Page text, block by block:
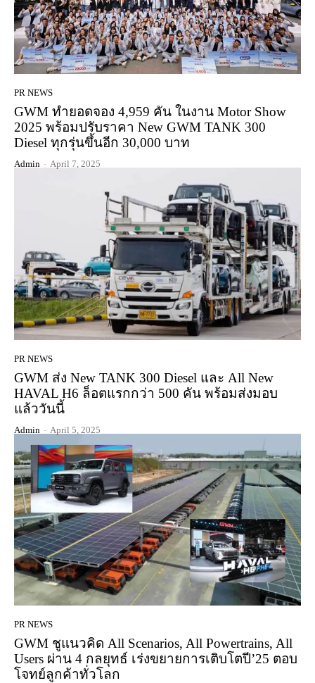
PR NEWS
GWM ทำยอดจอง 4,959 คัน ในงาน Motor Show
2025 พร้อมปรับราคา New GWM TANK 300
Diesel ทุกรุ่นขึ้นอีก 30,000 บาท
Admin - April 7, 2025
PR NEWS
GWM ส่ง New TANK 300 Diesel และ All New
HAVAL H6 ล็อตแรกกว่า 500 คัน พร้อมส่งมอบ
แล้ววันนี้
Admin - April 5, 2025
PR NEWS
GWM ชูแนวคิด All Scenarios, All Powertrains, All
Users ผ่าน 4 กลยุทธ์ เร่งขยายการเติบโตปี’25 ตอบ
โจทย์ลูกค้าทั่วโลก